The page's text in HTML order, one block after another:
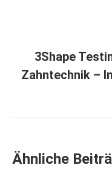
3Shape
Zahntechnik –
Ähnliche